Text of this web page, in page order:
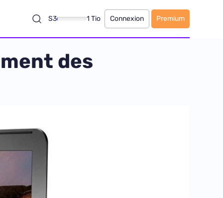
S3 1 Tio Connexion Premium
des